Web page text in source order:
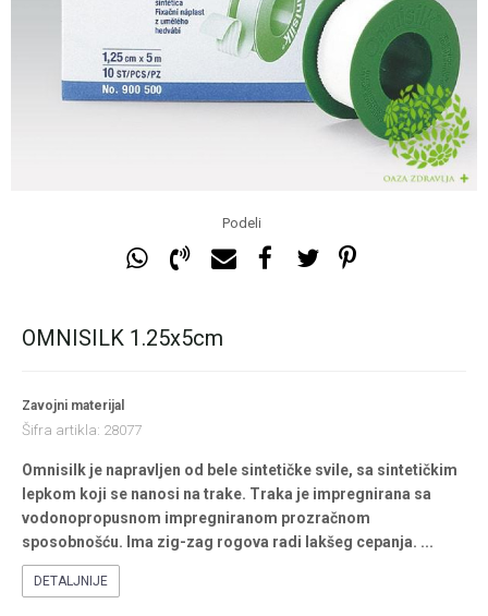
Podeli
OMNISILK 1.25x5cm
Zavojni materijal
Šifra artikla: 28077
Omnisilk je napravljen od bele sintetičke svile, sa sintetičkim
lepkom koji se nanosi na trake. Traka je impregnirana sa
vodonopropusnom impregniranom prozračnom
sposobnošću. Ima zig-zag rogova radi lakšeg cepanja. ...
DETALJNIJE